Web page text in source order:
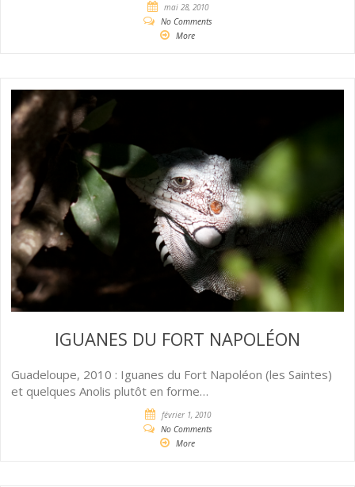
mai 28, 2010
No Comments
More
IGUANES DU FORT NAPOLÉON
Guadeloupe, 2010 : Iguanes du Fort Napoléon (les Saintes)
et quelques Anolis plutôt en forme…
février 1, 2010
No Comments
More